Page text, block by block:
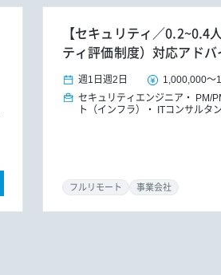
【セキュリティ／0.2~0.4
ティ評価制度）対応アド
週1日 週2日 1,000,000～
セキュリティエンジニア
PM/
ト（インフラ）
ITコンサルタ
フルリモート 事業会社